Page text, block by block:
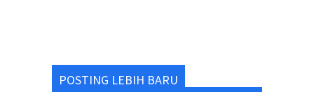
POSTING LEBIH BARU